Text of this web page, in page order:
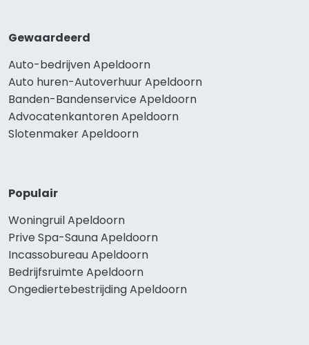
Gewaardeerd
Auto-bedrijven Apeldoorn
Auto huren-Autoverhuur Apeldoorn
Banden-Bandenservice Apeldoorn
Advocatenkantoren Apeldoorn
Slotenmaker Apeldoorn
Populair
Woningruil Apeldoorn
Prive Spa-Sauna Apeldoorn
Incassobureau Apeldoorn
Bedrijfsruimte Apeldoorn
Ongediertebestrijding Apeldoorn